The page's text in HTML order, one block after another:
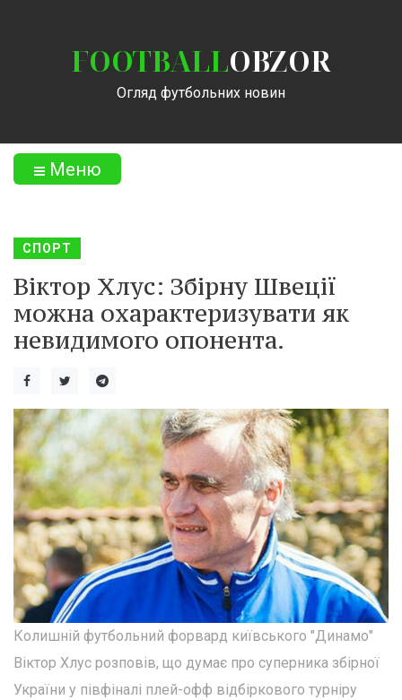
FOOTBALLOBZOR
Огляд футбольних новин
Меню
СПОРТ
Віктор Хлус: Збірну Швеції
можна охарактеризувати як
невидимого опонента.
Колишній футбольний форвард київського "Динамо"
Віктор Хлус розповів, що думає про суперника збірної
України у півфіналі плей-офф відбіркового турніру